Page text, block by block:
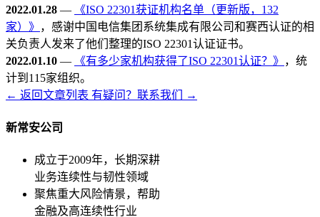
2022.01.28 —
《ISO 22301获证机构名单（更新版，132
家）》 ，感谢中国电信集团系统集成有限公司和赛西认证的相
关负责人发来了他们整理的ISO 22301认证证书。
2022.01.10 — 《有多少家机构获得了ISO 22301认证？》 ，统
计到115家组织。
← 返回文章列表 有疑问？联系我们 →
新常安公司
成立于2009年，长期深耕
业务连续性与韧性领域
聚焦重大风险情景，帮助
金融及高连续性行业